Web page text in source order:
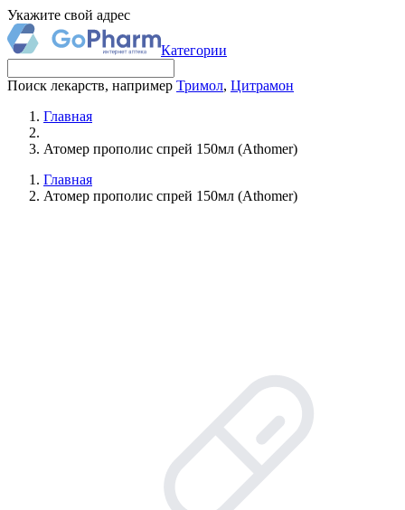
Укажите свой адрес
Категории
Поиск лекарств, например Тримол, Цитрамон
Главная
Атомер прополис спрей 150мл (Athomer)
Главная
Атомер прополис спрей 150мл (Athomer)